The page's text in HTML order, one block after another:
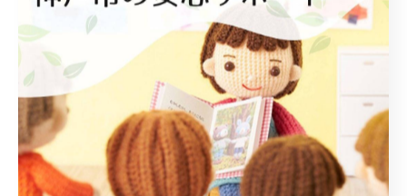
相談支援
最近の投稿
Recent
Posts